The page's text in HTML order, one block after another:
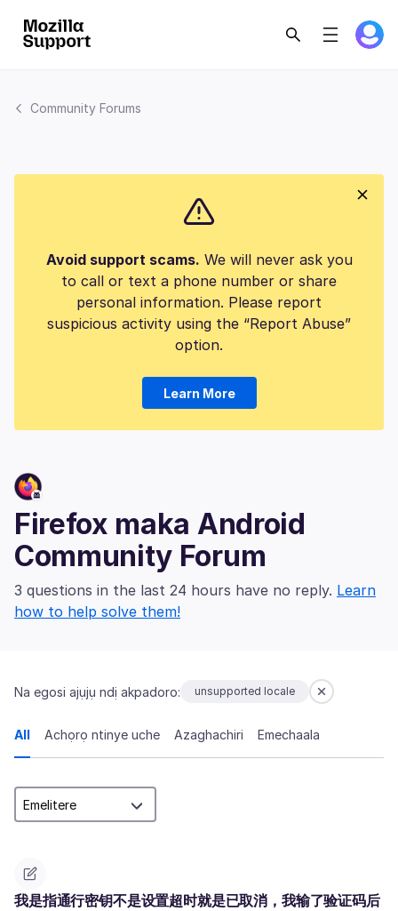
Community Forums
Avoid support scams. We will never ask you
to call or text a phone number or share
personal information. Please report
suspicious activity using the “Report Abuse”
option.
Learn More
Firefox maka Android
Community Forum
3 questions in the last 24 hours have no reply. Learn
how to help solve them!
Na egosi ajụjụ ndị akpadoro: unsupported locale
All Achọrọ ntinye uche Azaghachiri Emechaala
我是指通行密钥不是设置超时就是已取消，我输了验证码后